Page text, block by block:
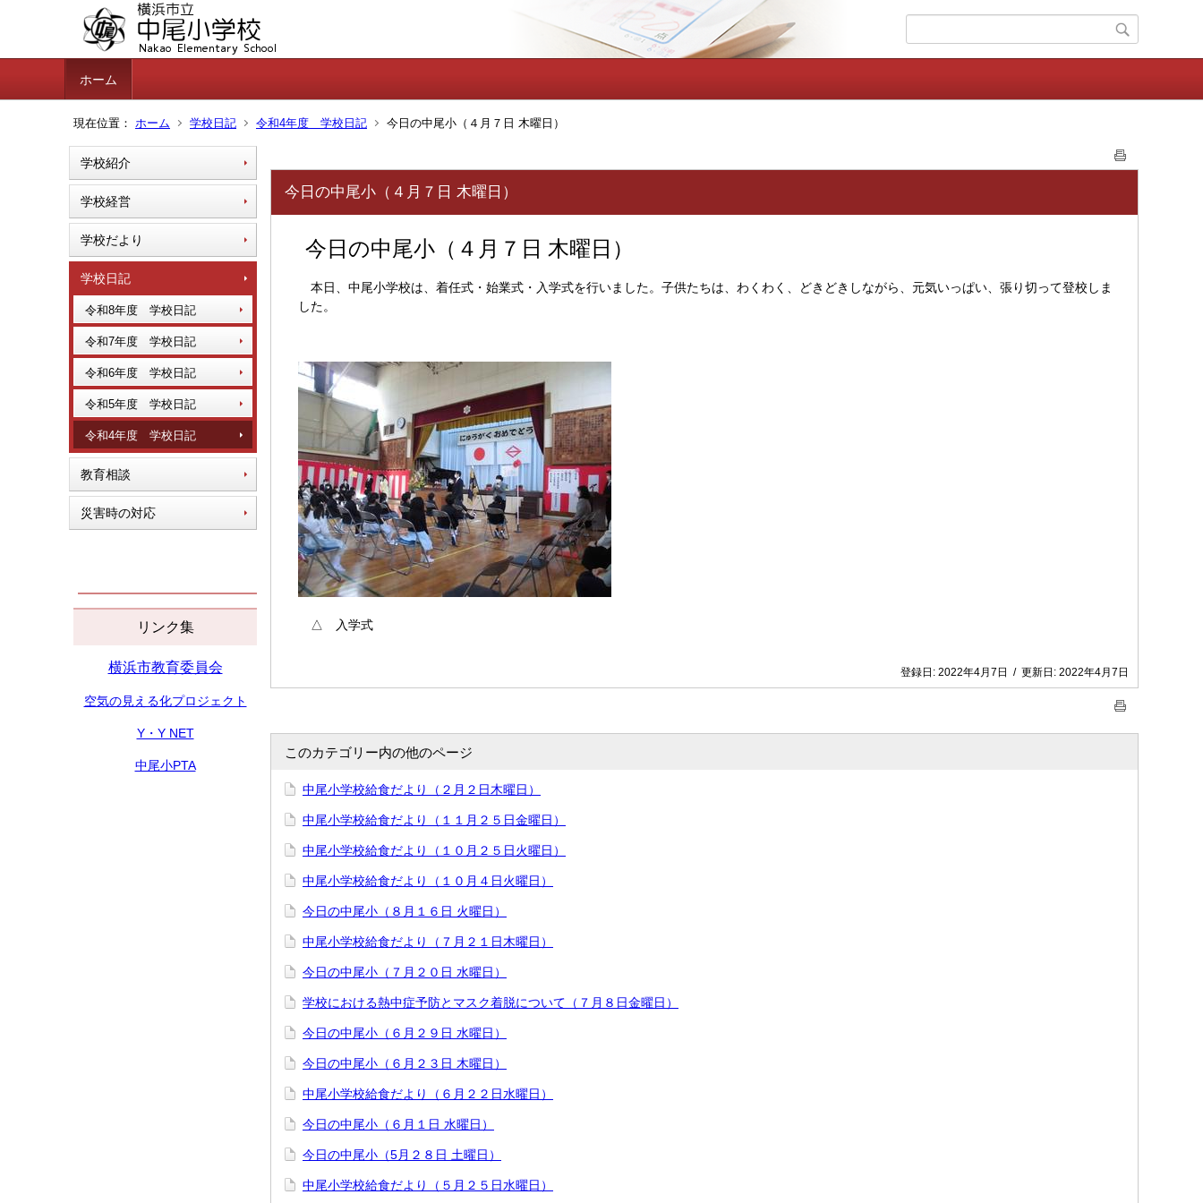
ホーム
現在位置： ホーム 学校日記 令和4年度 学校日記 今日の中尾小（４月７日 木曜日）
学校紹介
学校経営
学校だより
学校日記
令和8年度 学校日記
令和7年度 学校日記
令和6年度 学校日記
令和5年度 学校日記
令和4年度 学校日記
教育相談
災害時の対応
リンク集
横浜市教育委員会
空気の見える化プロジェクト
Y・Y NET
中尾小PTA
今日の中尾小（４月７日 木曜日）
今日の中尾小（４月７日 木曜日）
本日、中尾小学校は、着任式・始業式・入学式を行いました。子供たちは、わくわく、どきどきしながら、元気いっぱい、張り切って登校しま
した。
△ 入学式
登録日: 2022年4月7日 / 更新日: 2022年4月7日
このカテゴリー内の他のページ
中尾小学校給食だより（２月２日木曜日）
中尾小学校給食だより（１１月２５日金曜日）
中尾小学校給食だより（１０月２５日火曜日）
中尾小学校給食だより（１０月４日火曜日）
今日の中尾小（８月１６日 火曜日）
中尾小学校給食だより（７月２１日木曜日）
今日の中尾小（７月２０日 水曜日）
学校における熱中症予防とマスク着脱について（７月８日金曜日）
今日の中尾小（６月２９日 水曜日）
今日の中尾小（６月２３日 木曜日）
中尾小学校給食だより（６月２２日水曜日）
今日の中尾小（６月１日 水曜日）
今日の中尾小（5月２８日 土曜日）
中尾小学校給食だより（５月２５日水曜日）